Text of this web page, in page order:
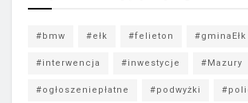
#bmw #ełk #felieton #gminaEłk
#interwencja #inwestycje #Mazury
#ogłoszeniepłatne #podwyżki